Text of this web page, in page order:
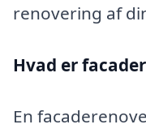
renovering af
Hvad er
En